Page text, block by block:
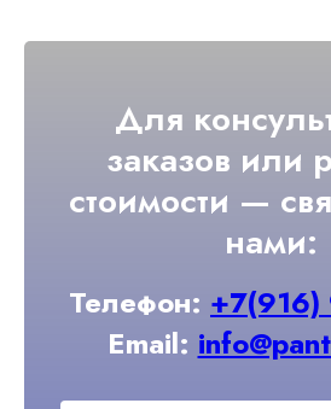
Для
заказов или
стоимости —
нами:
Телефон: +7(916)
Email: